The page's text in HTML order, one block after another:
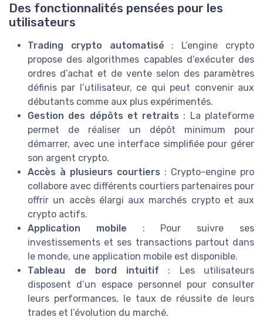
Des fonctionnalités pensées pour les
utilisateurs
Trading crypto automatisé : L’engine crypto
propose des algorithmes capables d’exécuter des
ordres d’achat et de vente selon des paramètres
définis par l’utilisateur, ce qui peut convenir aux
débutants comme aux plus expérimentés.
Gestion des dépôts et retraits : La plateforme
permet de réaliser un dépôt minimum pour
démarrer, avec une interface simplifiée pour gérer
son argent crypto.
Accès à plusieurs courtiers : Crypto-engine pro
collabore avec différents courtiers partenaires pour
offrir un accès élargi aux marchés crypto et aux
crypto actifs.
Application mobile : Pour suivre ses
investissements et ses transactions partout dans
le monde, une application mobile est disponible.
Tableau de bord intuitif : Les utilisateurs
disposent d’un espace personnel pour consulter
leurs performances, le taux de réussite de leurs
trades et l’évolution du marché.